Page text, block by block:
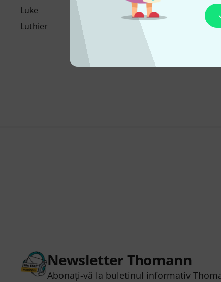
Luke
Lumberg
Luthier
Newsletter Thomann
Abonați-vă la buletinul informativ